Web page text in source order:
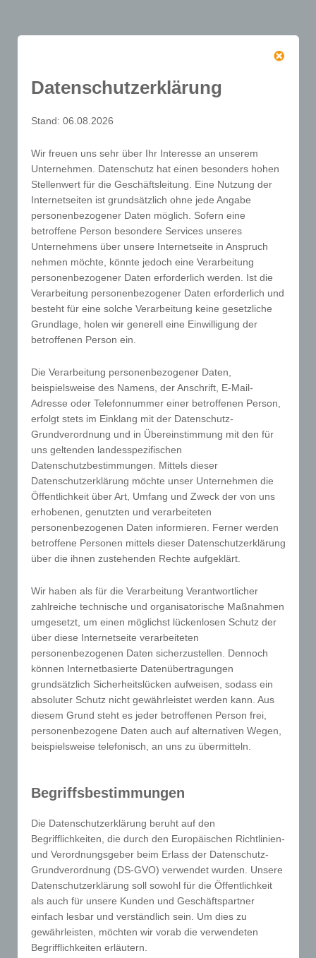
p Intensive
Einweisung
für Patienten, Angehörige,
Pflegepersonal und Ärzte
w Regelmäßige
Fallbesprechung
= Lieferung binnen 1-
bei
Kernsortimentsprodukten
A Expresslieferung
 Günstige Preise
für Selbstzahlerprodukte
Datenschutzerklärung
Stand: 06.08.2026
Wir freuen uns sehr über Ihr Interesse an unserem
Unternehmen. Datenschutz hat einen besonders hohen
Stellenwert für die Geschäftsleitung. Eine Nutzung der
Internetseiten ist grundsätzlich ohne jede Angabe
personenbezogener Daten möglich. Sofern eine
betroffene Person besondere Services unseres
Unternehmens über unsere Internetseite in Anspruch
nehmen möchte, könnte jedoch eine Verarbeitung
personenbezogener Daten erforderlich werden. Ist die
Verarbeitung personenbezogener Daten erforderlich und
besteht für eine solche Verarbeitung keine gesetzliche
Grundlage, holen wir generell eine Einwilligung der
betroffenen Person ein.
Die Verarbeitung personenbezogener Daten,
beispielsweise des Namens, der Anschrift, E-Mail-
Adresse oder Telefonnummer einer betroffenen Person,
erfolgt stets im Einklang mit der Datenschutz-
Grundverordnung und in Übereinstimmung mit den für
uns geltenden landesspezifischen
Datenschutzbestimmungen. Mittels dieser
Datenschutzerklärung möchte unser Unternehmen die
Öffentlichkeit über Art, Umfang und Zweck der von uns
erhobenen, genutzten und verarbeiteten
personenbezogenen Daten informieren. Ferner werden
betroffene Personen mittels dieser Datenschutzerklärung
über die ihnen zustehenden Rechte aufgeklärt.
Wir haben als für die Verarbeitung Verantwortlicher
zahlreiche technische und organisatorische Maßnahmen
umgesetzt, um einen möglichst lückenlosen Schutz der
über diese Internetseite verarbeiteten
personenbezogenen Daten sicherzustellen. Dennoch
können Internetbasierte Datenübertragungen
grundsätzlich Sicherheitslücken aufweisen, sodass ein
absoluter Schutz nicht gewährleistet werden kann. Aus
diesem Grund steht es jeder betroffenen Person frei,
personenbezogene Daten auch auf alternativen Wegen,
beispielsweise telefonisch, an uns zu übermitteln.
Begriffsbestimmungen
Die Datenschutzerklärung beruht auf den
Begrifflichkeiten, die durch den Europäischen Richtlinien-
und Verordnungsgeber beim Erlass der Datenschutz-
Grundverordnung (DS-GVO) verwendet wurden. Unsere
Datenschutzerklärung soll sowohl für die Öffentlichkeit
als auch für unsere Kunden und Geschäftspartner
einfach lesbar und verständlich sein. Um dies zu
gewährleisten, möchten wir vorab die verwendeten
Begrifflichkeiten erläutern.